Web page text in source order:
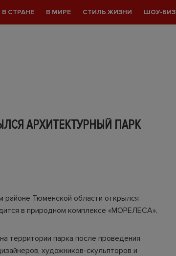
СТРАНЕ В МИРЕ СТИЛЬ ЖИЗНИ ШОУ-БИЗ
АРХИТЕКТУРНЫЙ ПАРК
районе Тюменской области открылся
в природном комплексе «МОРЕЛЕСА».
территории парка после проведения
художников-скульпторов и